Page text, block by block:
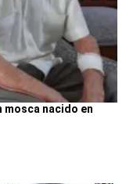
mosca nacido en